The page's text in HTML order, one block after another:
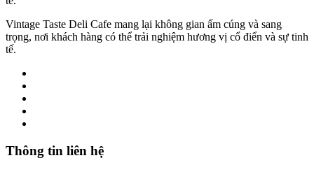
Vintage Taste Deli Cafe mang lại không gian ấm cúng và sang
trọng, nơi khách hàng có thể trải nghiệm hương vị cổ điển và sự tinh
tế.
Thông tin liên hệ